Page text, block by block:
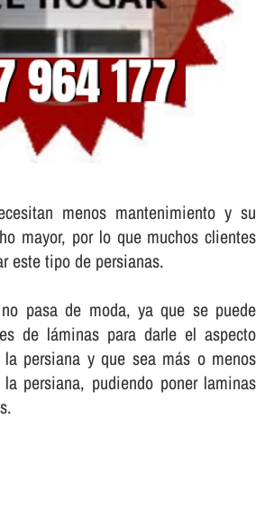
menos mantenimiento y su
mayor, por lo que muchos clientes
este tipo de persianas.
pasa de moda, ya que se puede
de láminas para darle el aspecto
persiana y que sea más o menos
persiana, pudiendo poner laminas